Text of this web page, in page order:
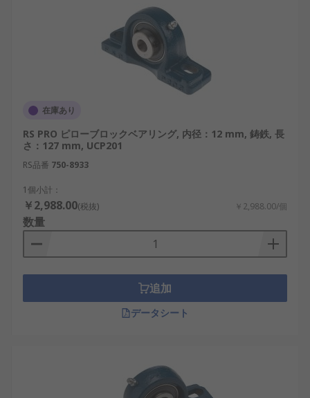
一般的で、比較的コンパクトな装置に適していま
す。設置が容易で、国内の搬送ラインや産業ロボッ
ト周辺機器など、省スペースが求められる用途で幅
広く使用されています。
ピローブロック・プランマ
ブロックの種類
ピローブロック・プランマブロックには、設置方法
や使用環境に応じたさまざまなタイプが存在しま
す。用途に合った種類を理解することで、装置の性
能と信頼性を高めることができます。
標準ピローブロック：汎用性が高く、多くの
機械設備で使用される基本的なタイプです。
分割型プランマブロック：ハウジングが分割
でき、大径軸や高荷重用途に向いています。
フランジ付きピローブロック ：壁面や垂直面
環境でも安定した性能を維持します。
自動調心型ベアリングユニット：軸のわずか
在庫あり
RS PRO ピローブロックベアリング, 内径：12 mm, 鋳鉄, 長
さ：127 mm, UCP201
RS品番 750-8933
1個小計：
￥2,988.00(税抜) ￥2,988.00/個
数量
追加
データシート